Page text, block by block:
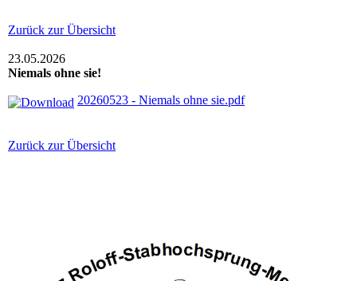
Zurück zur Übersicht
23.05.2026
Niemals ohne sie!
20260523 - Niemals ohne sie.pdf
Zurück zur Übersicht